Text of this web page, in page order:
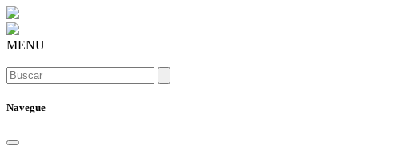
MENU
Navegue